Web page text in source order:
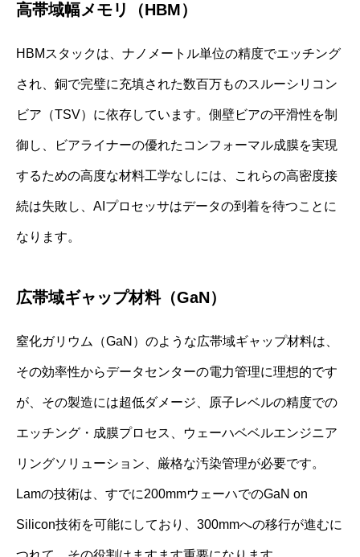
高帯域幅メモリ（HBM）
HBMスタックは、ナノメートル単位の精度でエッチング
され、銅で完璧に充填された数百万ものスルーシリコン
ビア（TSV）に依存しています。側壁ビアの平滑性を制
御し、ビアライナーの優れたコンフォーマル成膜を実現
するための高度な材料工学なしには、これらの高密度接
続は失敗し、AIプロセッサはデータの到着を待つことに
なります。
広帯域ギャップ材料（GaN）
窒化ガリウム（GaN）のような広帯域ギャップ材料は、
その効率性からデータセンターの電力管理に理想的です
が、その製造には超低ダメージ、原子レベルの精度での
エッチング・成膜プロセス、ウェーハベベルエンジニア
リングソリューション、厳格な汚染管理が必要です。
Lamの技術は、すでに200mmウェーハでのGaN on
Silicon技術を可能にしており、300mmへの移行が進むに